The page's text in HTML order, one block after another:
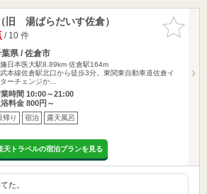
お気に入
りに追加
旧 湯ぱらだいす佐倉）
/ 10 件
県 / 佐倉市
日本医大駅8.89km 佐倉駅164m
本線佐倉駅北口から徒歩3分。東関東自動車道佐倉イ
ーチェンジか…
時間 10:00～21:00
浴料金 800円～
帰り 宿泊 露天風呂
天トラベルの宿泊プランを見る
た。